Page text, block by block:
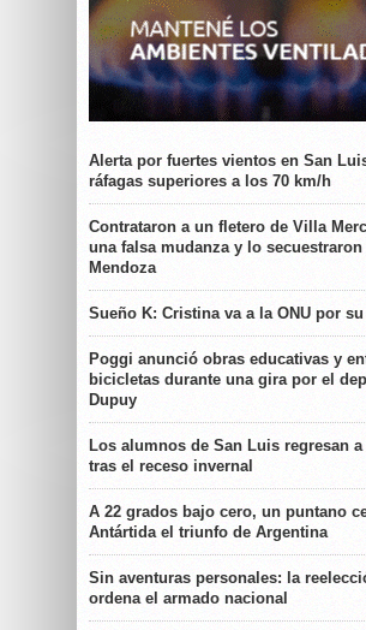
Alerta por fuertes vientos en San
ráfagas superiores a los 70 km/h
Contrataron a un fletero de Villa
una falsa mudanza y lo secuestraron
Mendoza
Sueño K: Cristina va a la ONU por
Poggi anunció obras educativas y
bicicletas durante una gira por el
Dupuy
Los alumnos de San Luis regresan
tras el receso invernal
A 22 grados bajo cero, un puntano
Antártida el triunfo de Argentina
Sin aventuras personales: la
ordena el armado nacional